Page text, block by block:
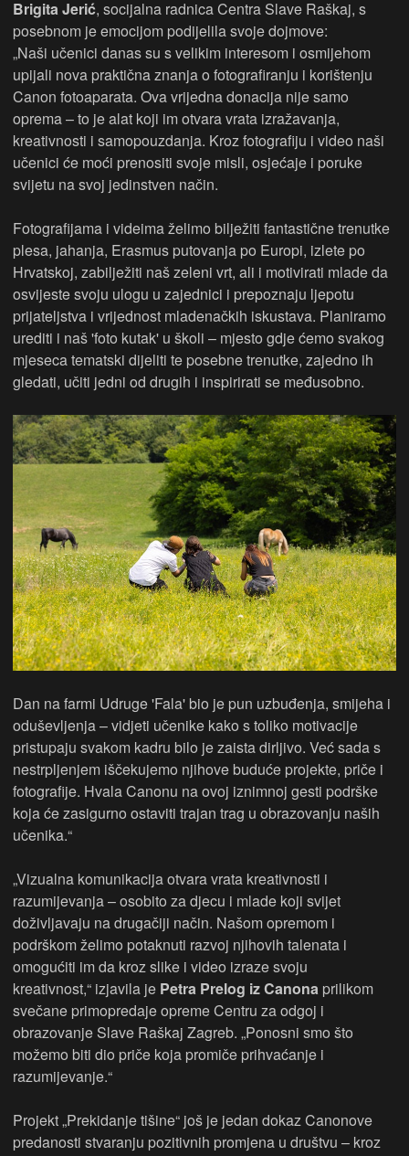
Brigita Jerić, socijalna radnica Centra Slave Raškaj, s
posebnom je emocijom podijelila svoje dojmove:
„Naši učenici danas su s velikim interesom i osmijehom
upijali nova praktična znanja o fotografiranju i korištenju
Canon fotoaparata. Ova vrijedna donacija nije samo
oprema – to je alat koji im otvara vrata izražavanja,
kreativnosti i samopouzdanja. Kroz fotografiju i video naši
učenici će moći prenositi svoje misli, osjećaje i poruke
svijetu na svoj jedinstven način.
Fotografijama i videima želimo bilježiti fantastične trenutke
plesa, jahanja, Erasmus putovanja po Europi, izlete po
Hrvatskoj, zabilježiti naš zeleni vrt, ali i motivirati mlade da
osvijeste svoju ulogu u zajednici i prepoznaju ljepotu
prijateljstva i vrijednost mladenačkih iskustava. Planiramo
urediti i naš 'foto kutak' u školi – mjesto gdje ćemo svakog
mjeseca tematski dijeliti te posebne trenutke, zajedno ih
gledati, učiti jedni od drugih i inspirirati se međusobno.
Dan na farmi Udruge 'Fala' bio je pun uzbuđenja, smijeha i
oduševljenja – vidjeti učenike kako s toliko motivacije
pristupaju svakom kadru bilo je zaista dirljivo. Već sada s
nestrpljenjem iščekujemo njihove buduće projekte, priče i
fotografije. Hvala Canonu na ovoj iznimnoj gesti podrške
koja će zasigurno ostaviti trajan trag u obrazovanju naših
učenika.“
„Vizualna komunikacija otvara vrata kreativnosti i
razumijevanja – osobito za djecu i mlade koji svijet
doživljavaju na drugačiji način. Našom opremom i
podrškom želimo potaknuti razvoj njihovih talenata i
omogućiti im da kroz slike i video izraze svoju
kreativnost,“ izjavila je Petra Prelog iz Canona prilikom
svečane primopredaje opreme Centru za odgoj i
obrazovanje Slave Raškaj Zagreb. „Ponosni smo što
možemo biti dio priče koja promiče prihvaćanje i
razumijevanje.“
Projekt „Prekidanje tišine“ još je jedan dokaz Canonove
predanosti stvaranju pozitivnih promjena u društvu – kroz